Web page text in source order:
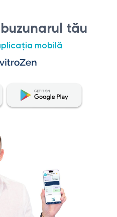
tău
mobilă